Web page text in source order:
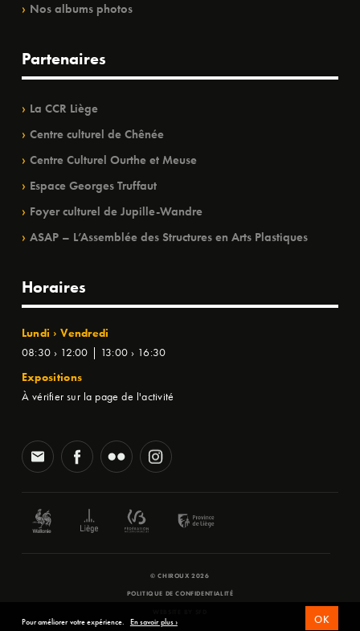
Nos albums photos
Partenaires
La CCR Liège
Centre culturel de Chênée
Centre Culturel Ourthe et Meuse
Espace Georges Truffaut
Foyer culturel de Jupille-Wandre
ASAP – L’Assemblée des Structures en Arts Plastiques
Horaires
Lundi › Vendredi
08:30 › 12:00 | 13:00 › 16:30
Expositions
À vérifier sur la page de l'activité
© CHIROUX 2026
POLITIQUE DE CONFIDENTIALITÉ
Pour améliorer votre expérience. En savoir plus › OK